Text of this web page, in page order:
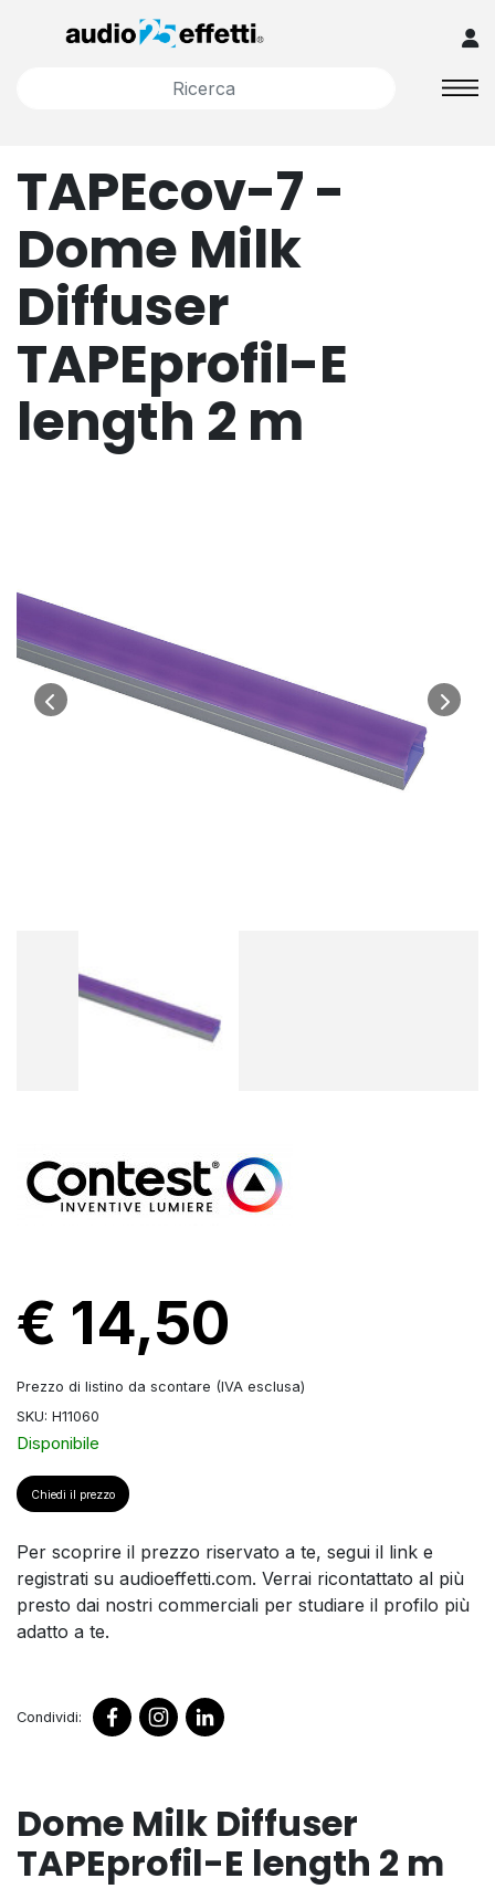
TAPEcov-7 -
Dome Milk
Diffuser
TAPEprofil-E
length 2 m
€ 14,50
Prezzo di listino da scontare (IVA esclusa)
SKU: H11060
Disponibile
Chiedi il prezzo
Per scoprire il prezzo riservato a te, segui il link e
registrati su audioeffetti.com. Verrai ricontattato al più
presto dai nostri commerciali per studiare il profilo più
adatto a te.
Condividi:
Dome Milk Diffuser
TAPEprofil-E length 2 m